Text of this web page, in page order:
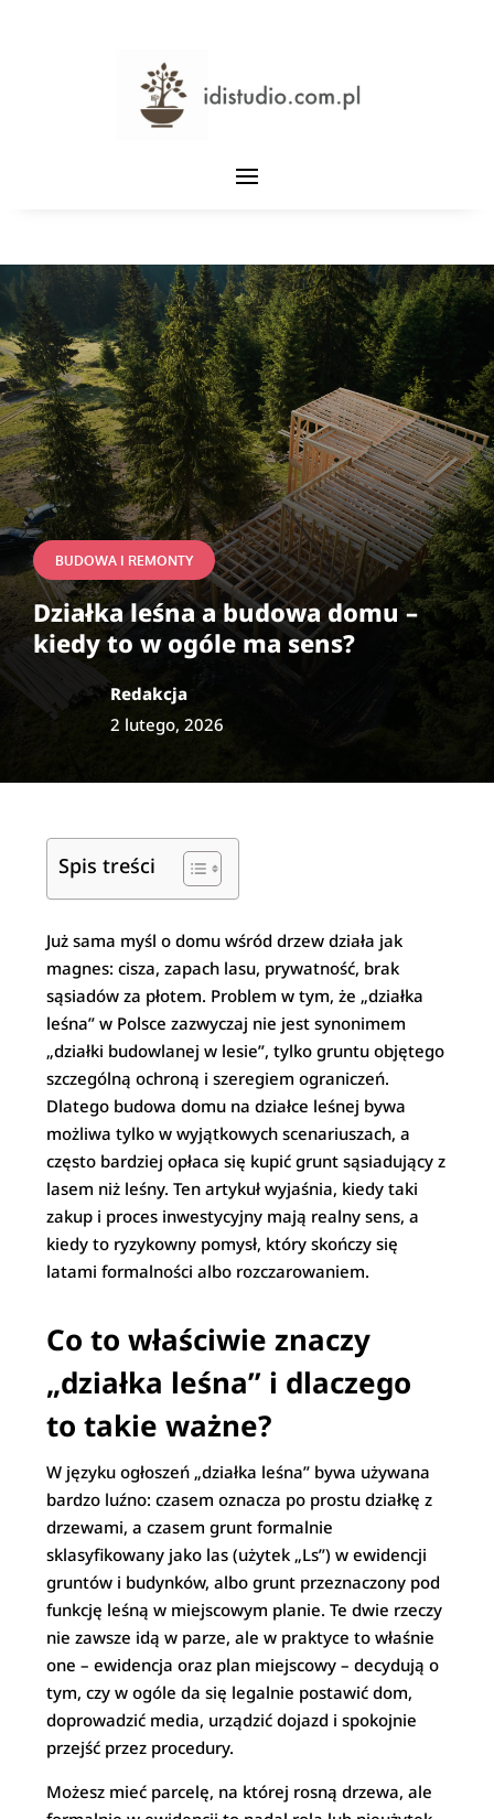
BUDOWA I REMONTY
Działka leśna a budowa domu –
kiedy to w ogóle ma sens?
Redakcja
2 lutego, 2026
Spis treści
Już sama myśl o domu wśród drzew działa jak
magnes: cisza, zapach lasu, prywatność, brak
sąsiadów za płotem. Problem w tym, że „działka
leśna” w Polsce zazwyczaj nie jest synonimem
„działki budowlanej w lesie”, tylko gruntu objętego
szczególną ochroną i szeregiem ograniczeń.
Dlatego budowa domu na działce leśnej bywa
możliwa tylko w wyjątkowych scenariuszach, a
często bardziej opłaca się kupić grunt sąsiadujący z
lasem niż leśny. Ten artykuł wyjaśnia, kiedy taki
zakup i proces inwestycyjny mają realny sens, a
kiedy to ryzykowny pomysł, który skończy się
latami formalności albo rozczarowaniem.
Co to właściwie znaczy
„działka leśna” i dlaczego
to takie ważne?
W języku ogłoszeń „działka leśna” bywa używana
bardzo luźno: czasem oznacza po prostu działkę z
drzewami, a czasem grunt formalnie
sklasyfikowany jako las (użytek „Ls”) w ewidencji
gruntów i budynków, albo grunt przeznaczony pod
funkcję leśną w miejscowym planie. Te dwie rzeczy
nie zawsze idą w parze, ale w praktyce to właśnie
one – ewidencja oraz plan miejscowy – decydują o
tym, czy w ogóle da się legalnie postawić dom,
doprowadzić media, urządzić dojazd i spokojnie
przejść przez procedury.
Możesz mieć parcelę, na której rosną drzewa, ale